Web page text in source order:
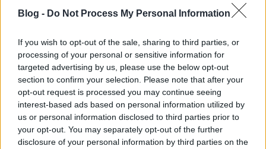
Blog - Do Not Process My Personal Information
If you wish to opt-out of the sale, sharing to third parties, or
processing of your personal or sensitive information for
targeted advertising by us, please use the below opt-out
section to confirm your selection. Please note that after your
opt-out request is processed you may continue seeing
interest-based ads based on personal information utilized by
us or personal information disclosed to third parties prior to
your opt-out. You may separately opt-out of the further
disclosure of your personal information by third parties on the